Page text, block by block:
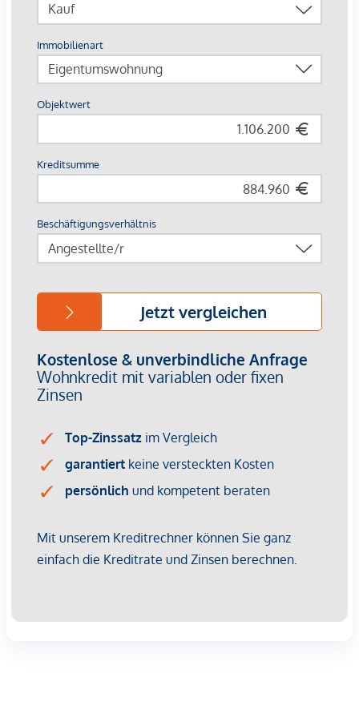
entspannten Ver-weilen ein und bieten einen naturnahen
Treffpunkt für alle Generationen. Ein einladender
Kinderspielbereich bietet unbeschwerte Stunden und
glückliche Kindermomente – direkt in der Wohnanlage,
sodass die Kinder sorgenfrei und sicher spielen können. Bei
der Planung wurde besonderer Wert auf nachhaltige
Die exklusive Nutzung durch die BewohnerInnen macht
diese Innenhof-Ruheoase zu einem besonderen Asset des
Projekts und sorgt für eine außer-gewöhnliche
Wohnqualität. Erleben Sie modernes Wohnen mit grünem
Mehrwert – willkommen im GRAND GARDEN!
IHR ZUHAUSE MIT WEITBLICK UND
FREIRAUM
Im GRAND GARDEN wohnen Sie nicht nur – Sie erleben
jeden Tag aufs Neue die perfekte Symbiose aus modernem
Lifestyle und historischem Flair. Ein besonderes Merkmal
bildet die hochwertige Ausstattung, die mit flexiblen
Grundrisslösungen sowie elektrischer Beschattung für ein
beweist viel Liebe zum Detail und bietet reichlich Raum für
den zukünftigen BewohnerInnen nicht nur einen exklusiven
Rückzugsort im Freien, sondern schafft eine nahtlose
der umliegenden Natur.
HIGHLIGHTS